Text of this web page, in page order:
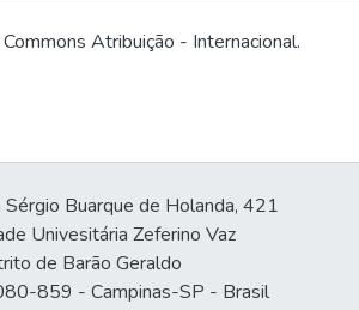
Atribuição - Internacional.
Sérgio Buarque de Holanda, 421
Univesitária Zeferino Vaz
de Barão Geraldo
859 - Campinas-SP - Brasil